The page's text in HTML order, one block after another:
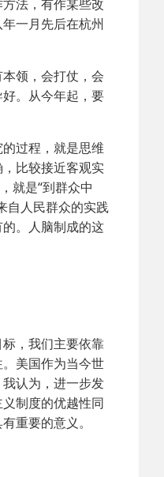
法，有作某些改
一月先后在杭州
领，会打仗，会
。从今年起，要
过程，就是思维
比较接近客观实
就是“到群众中
自人民群众的实践
。人脑制成的这
，我们主要依靠
美国作为当今世
认为，进一步发
制度的优越性同
重要的意义。